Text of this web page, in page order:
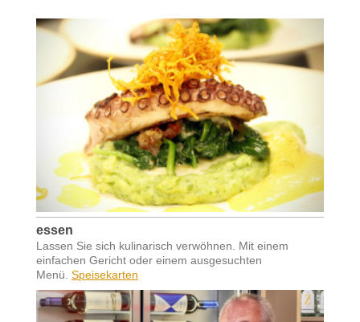
essen
Lassen Sie sich kulinarisch verwöhnen. Mit einem
einfachen Gericht oder einem ausgesuchten
Menü. Speisekarten